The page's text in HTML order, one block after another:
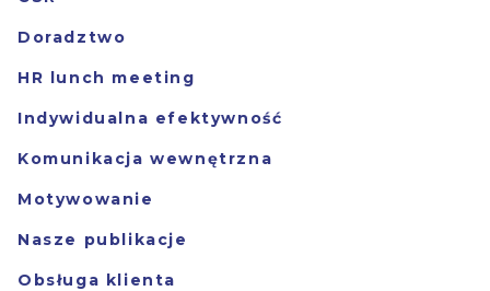
Doradztwo
HR lunch meeting
Indywidualna efektywność
Komunikacja wewnętrzna
Motywowanie
Nasze publikacje
Obsługa klienta